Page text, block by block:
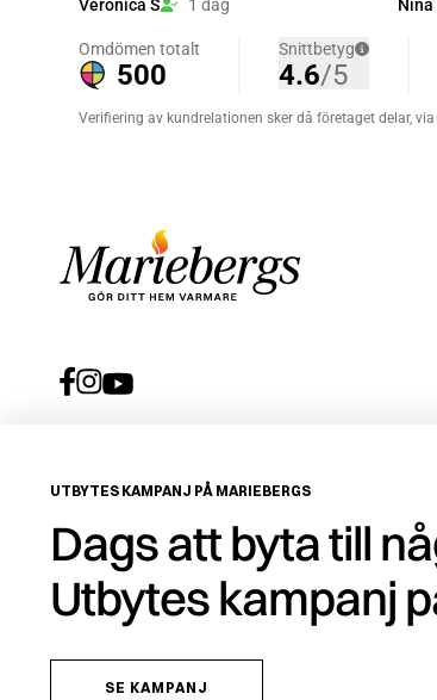
UTBYTES KAMPANJ PÅ MARIEBERGS
Dags att byta till
Utbytes kampanj
SE KAMPANJ